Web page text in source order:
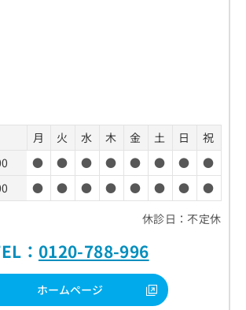
月 火 水 木 金 土 日
祝
● ● ● ● ● ● ●
●
● ● ● ● ● ● ●
●
休診日：不定休
： 0120-788-996
ホームページ